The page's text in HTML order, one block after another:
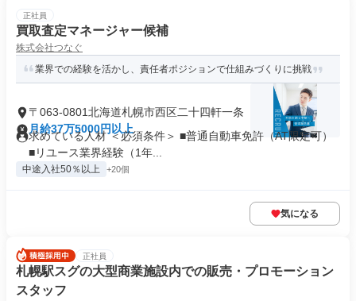
正社員
買取査定マネージャー候補
株式会社つなぐ
業界での経験を活かし、責任者ポジションで仕組みづくりに挑戦
〒063-0801北海道札幌市西区二十四軒一条
月給37万5000円以上
求めている人材 ＜必須条件＞ ■普通自動車免許（AT限定可）
■リユース業界経験（1年...
中途入社50％以上 +20個
気になる
正社員
札幌駅スグの大型商業施設内での販売・プロモーション
スタッフ